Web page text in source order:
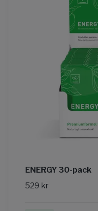
ENERGY 30-pack
529 kr